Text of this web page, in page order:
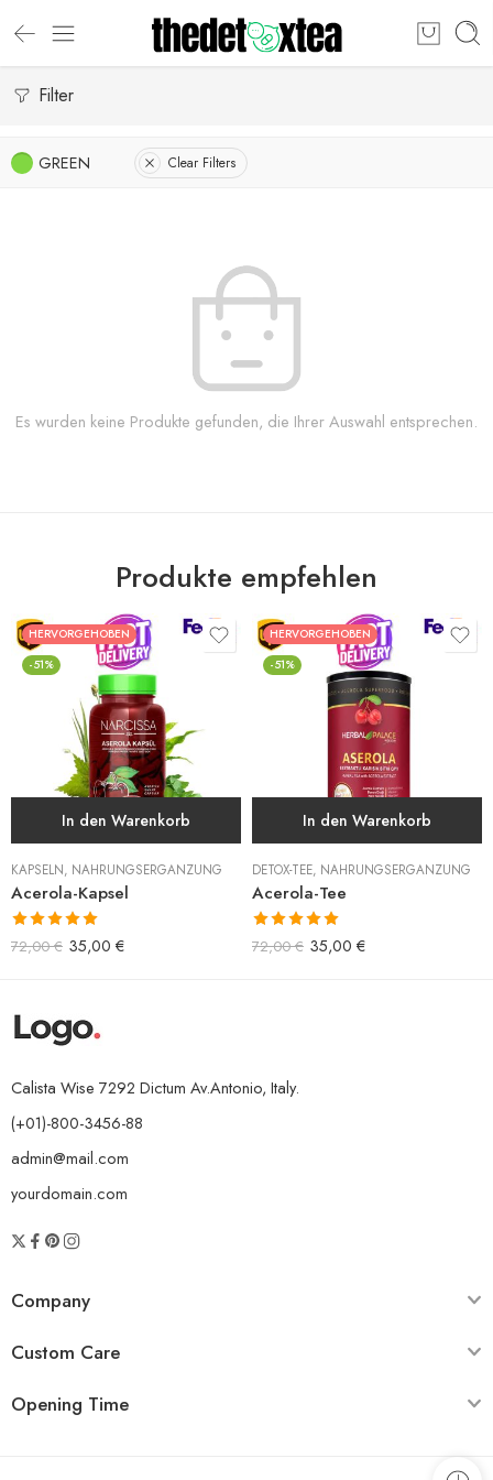
Filter
GREEN Clear Filters
Es wurden keine Produkte gefunden, die Ihrer Auswahl entsprechen.
Produkte empfehlen
HERVORGEHOBEN
-51%
In den Warenkorb
KAPSELN, NAHRUNGSERGÄNZUNG
Acerola-Kapsel
Bewertet mit
5.00von 5
72,00€ 35,00 €
HERVORGEHOBEN
-51%
In den Warenkorb
DETOX-TEE, NAHRUNGSERGÄNZUNG
Acerola-Tee
Bewertet mit
5.00von 5
72,00€ 35,00 €
Calista Wise 7292 Dictum Av.Antonio, Italy.
(+01)-800-3456-88
admin@mail.com
yourdomain.com
Company
Custom Care
Opening Time